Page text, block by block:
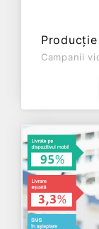
Campanii